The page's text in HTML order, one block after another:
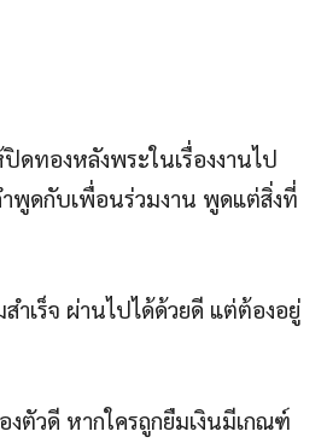
ดทองหลังพระในเรื่องงานไป
พูดกับเพื่อนร่วมงาน พูดแต่สิ่งที่
ำเร็จ ผ่านไปได้ด้วยดี แต่ต้องอยู่
งตัวดี หากใครถูกยืมเงินมีเกณฑ์